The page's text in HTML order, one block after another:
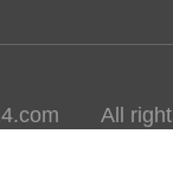
All